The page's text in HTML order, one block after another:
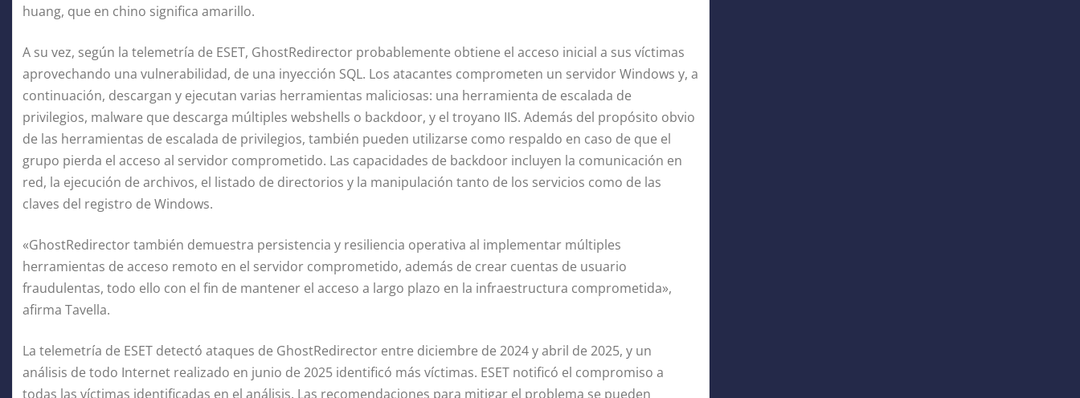
huang, que en chino significa amarillo.
A su vez, según la telemetría de ESET, GhostRedirector probablemente obtiene el acceso inicial a sus víctimas
aprovechando una vulnerabilidad, de una inyección SQL. Los atacantes comprometen un servidor Windows y, a
continuación, descargan y ejecutan varias herramientas maliciosas: una herramienta de escalada de
privilegios, malware que descarga múltiples webshells o backdoor, y el troyano IIS. Además del propósito obvio
de las herramientas de escalada de privilegios, también pueden utilizarse como respaldo en caso de que el
grupo pierda el acceso al servidor comprometido. Las capacidades de backdoor incluyen la comunicación en
red, la ejecución de archivos, el listado de directorios y la manipulación tanto de los servicios como de las
claves del registro de Windows.
«GhostRedirector también demuestra persistencia y resiliencia operativa al implementar múltiples
herramientas de acceso remoto en el servidor comprometido, además de crear cuentas de usuario
fraudulentas, todo ello con el fin de mantener el acceso a largo plazo en la infraestructura comprometida»,
afirma Tavella.
La telemetría de ESET detectó ataques de GhostRedirector entre diciembre de 2024 y abril de 2025, y un
análisis de todo Internet realizado en junio de 2025 identificó más víctimas. ESET notificó el compromiso a
todas las víctimas identificadas en el análisis. Las recomendaciones para mitigar el problema se pueden